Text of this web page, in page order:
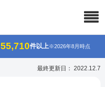
55,710件以上※2026年8月時点
最終更新日： 2022.12.7